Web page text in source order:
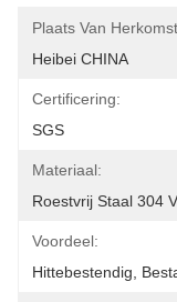
Plaats Van
Heibei CHINA
Certificering:
SGS
Materiaal:
Roestvrij Staal 304
Voordeel:
Hittebestendig,